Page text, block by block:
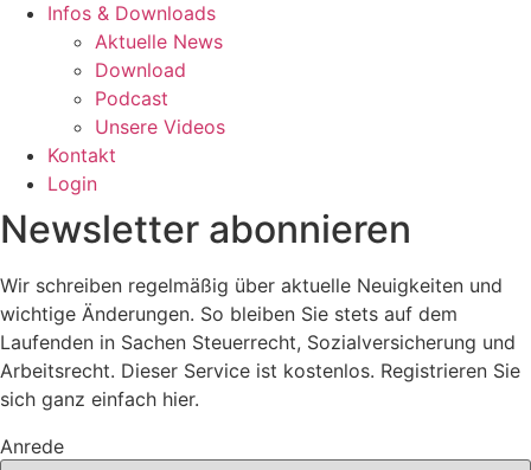
Infos & Downloads
Aktuelle News
Download
Podcast
Unsere Videos
Kontakt
Login
Newsletter abonnieren
Wir schreiben regelmäßig über aktuelle Neuigkeiten und
wichtige Änderungen. So bleiben Sie stets auf dem
Laufenden in Sachen Steuerrecht, Sozialversicherung und
Arbeitsrecht. Dieser Service ist kostenlos. Registrieren Sie
sich ganz einfach hier.
Anrede